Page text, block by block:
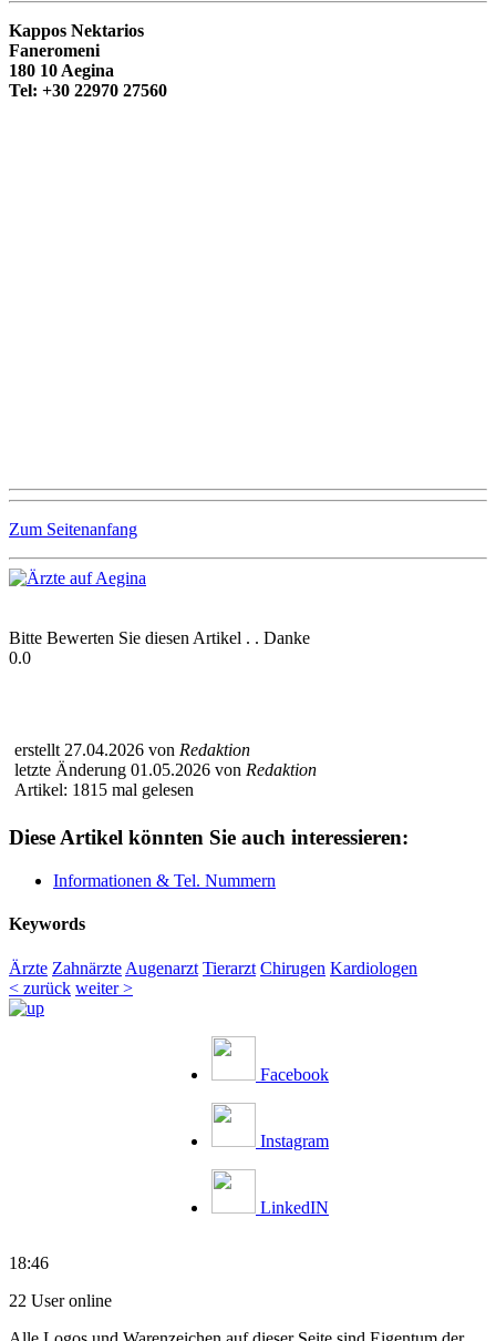
Kappos Nektarios
Faneromeni
180 10 Aegina
Tel: +30 22970 27560
Zum Seitenanfang
Bitte Bewerten Sie diesen Artikel . . Danke
0.0
erstellt 27.04.2026 von Redaktion
letzte Änderung 01.05.2026 von Redaktion
Artikel: 1815 mal gelesen
Diese Artikel könnten Sie auch interessieren:
Informationen & Tel. Nummern
Keywords
Ärzte Zahnärzte Augenarzt Tierarzt Chirugen Kardiologen
< zurück weiter >
Facebook
Instagram
LinkedIN
18:46
22 User online